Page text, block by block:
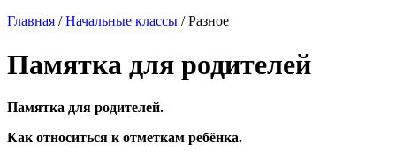
Главная /Начальные классы /Разное
Памятка для родителей
Памятка для родителей.
Как относиться к отметкам ребёнка.